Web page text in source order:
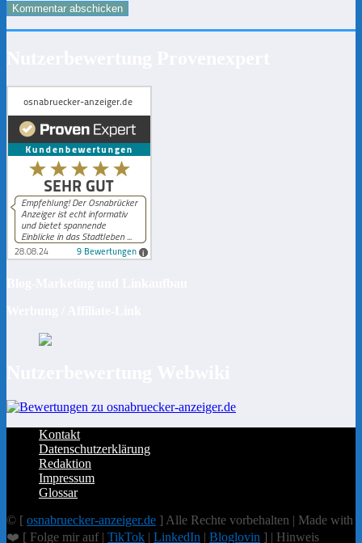
Kontakt
Datenschutzerklärung
Redaktion
Impressum
Glossar
© [ osnabruecker-anzeiger.de ] Alle Rechte vorbehalten | Made with
❤️ [ Folge mir auf | TikTok | LinkedIn | Bloglovin ] | Hinweis